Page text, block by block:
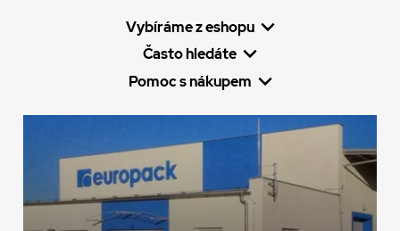
Vybíráme z eshopu
Často hledáte
Pomoc s nákupem